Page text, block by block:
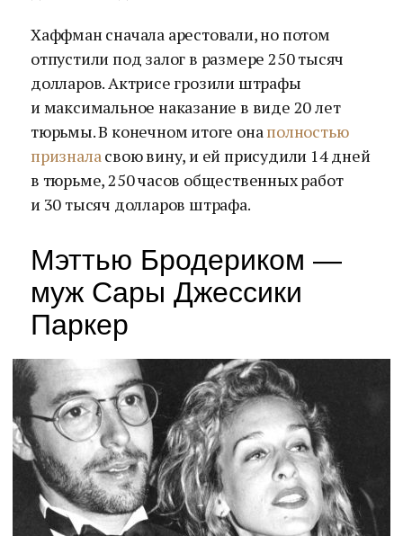
Хаффман сначала арестовали, но потом
отпустили под залог в размере 250 тысяч
долларов. Актрисе грозили штрафы
и максимальное наказание в виде 20 лет
тюрьмы. В конечном итоге онаполностью
призналасвою вину, и ей присудили 14 дней
в тюрьме, 250 часов общественных работ
и 30 тысяч долларов штрафа.
Мэттью Бродериком —
муж Сары Джессики
Паркер